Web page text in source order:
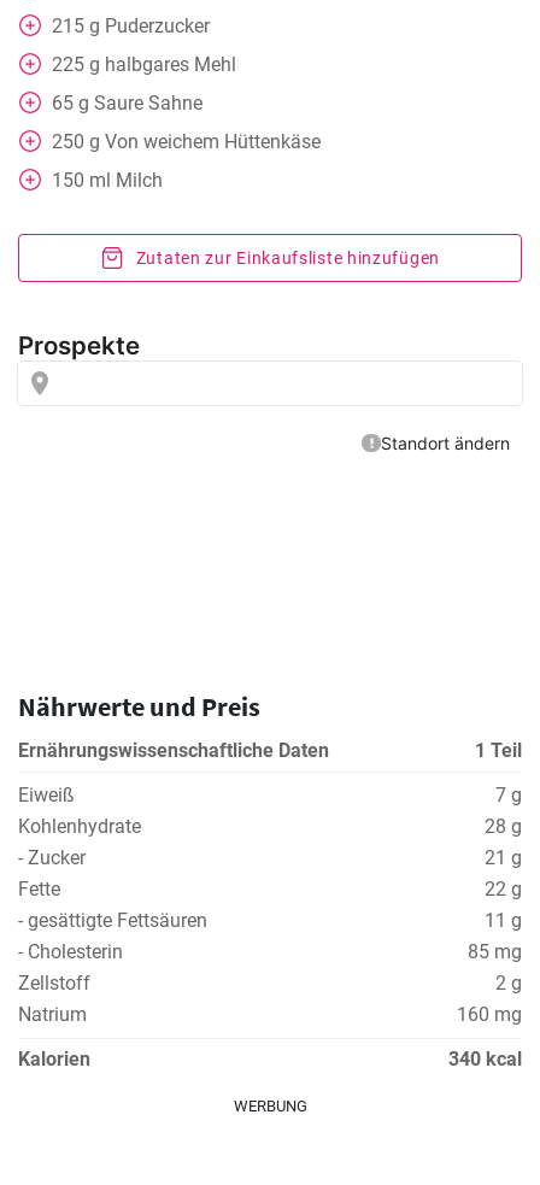
215 g Puderzucker
225 g halbgares Mehl
65 g Saure Sahne
250 g Von weichem Hüttenkäse
150 ml Milch
Zutaten zur Einkaufsliste hinzufügen
Nährwerte und Preis
Ernährungswissenschaftliche Daten
1 Teil
Eiweiß
7 g
Kohlenhydrate
28 g
- Zucker
21 g
Fette
22 g
- gesättigte Fettsäuren
11 g
- Cholesterin
85 mg
Zellstoff
2 g
Natrium
160 mg
Kalorien
340 kcal
WERBUNG